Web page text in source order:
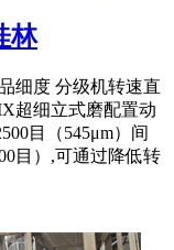
林
细度 分级机转速直
超细立式磨配置动
目（545μm）间
目）,可通过降低转